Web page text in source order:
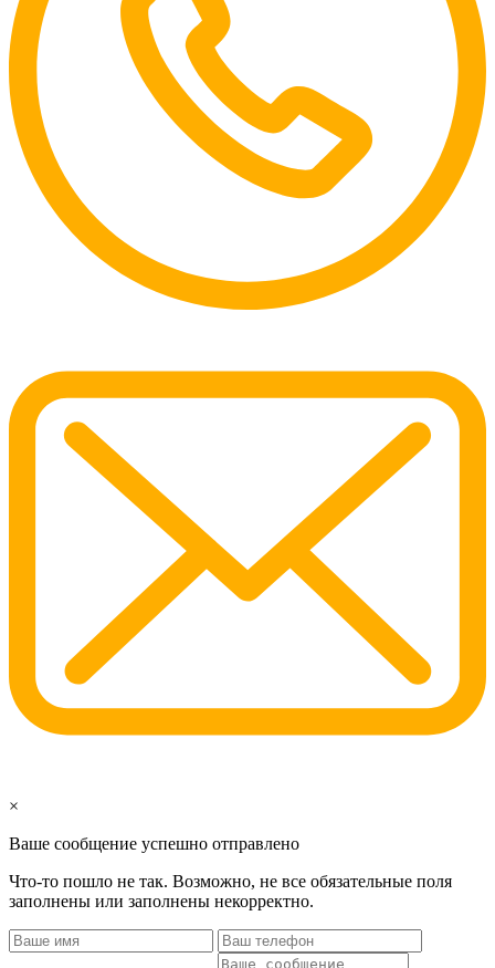
×
Ваше сообщение успешно отправлено
Что-то пошло не так. Возможно, не все обязательные поля
заполнены или заполнены некорректно.